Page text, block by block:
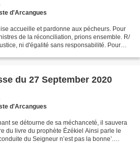
d'Arcangues
accueille et pardonne aux pécheurs. Pour
de la réconciliation, prions ensemble. R/
ni d'égalité sans responsabilité. Pour
du 27 September 2020
d'Arcangues
se détourne de sa méchanceté, il sauvera
du livre du prophète Ézékiel Ainsi parle le
du Seigneur n’est pas la bonne’.